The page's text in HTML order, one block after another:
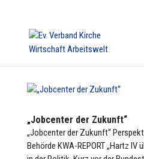
„Jobcenter der Zukunft“
„Jobcenter der Zukunft“
Behörde KWA-REPORT „Hartz